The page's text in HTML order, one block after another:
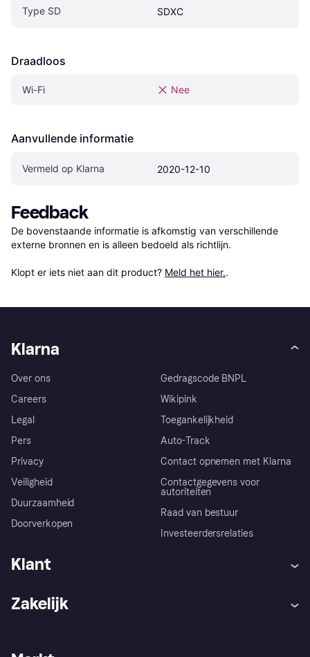
Type SD SDXC
Draadloos
Wi-Fi Nee
Aanvullende informatie
Vermeld op Klarna 2020-12-10
Feedback
De bovenstaande informatie is afkomstig van verschillende
externe bronnen en is alleen bedoeld als richtlijn.
Klopt er iets niet aan dit product? Meld het hier..
Klarna
Over ons
Careers
Legal
Pers
Privacy
Veiligheid
Duurzaamheid
Doorverkopen
Gedragscode BNPL
Wikipink
Toegankelijkheid
Auto-Track
Contact opnemen met Klarna
Contactgegevens voor
autoriteiten
Raad van bestuur
Investeerdersrelaties
Klant
Zakelijk
Zakelijke login